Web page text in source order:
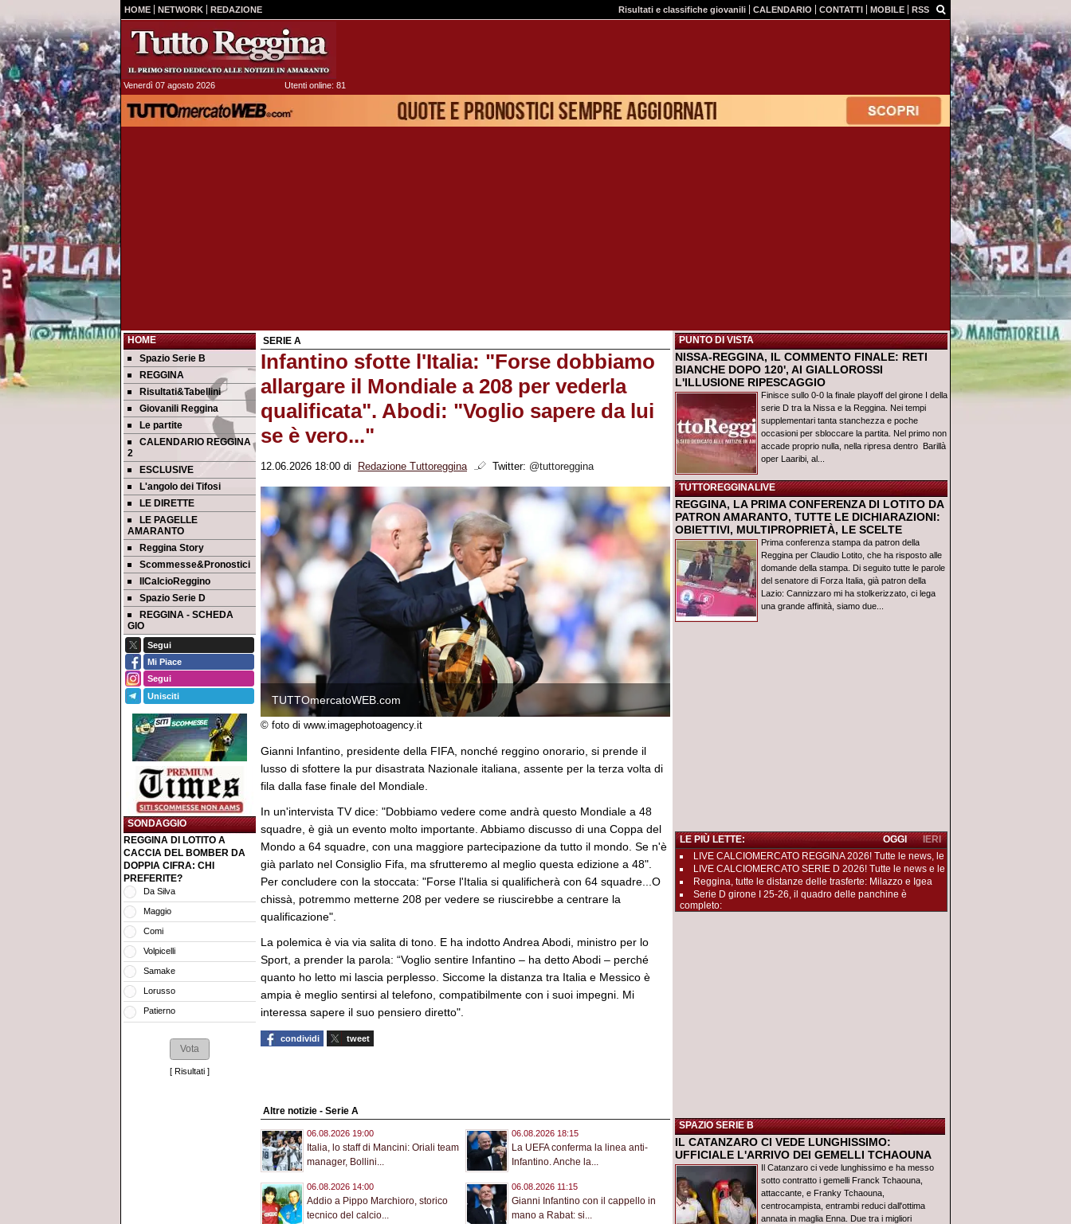
HOME NETWORK REDAZIONE Risultati e classifiche giovanili CALENDARIO CONTATTI MOBILE RSS
Venerdì 07 agosto 2026 Utenti online: 81
HOME
Spazio Serie B
REGGINA
Risultati&Tabellini
Giovanili Reggina
Le partite
CALENDARIO REGGINA
2
ESCLUSIVE
L'angolo dei Tifosi
LE DIRETTE
LE PAGELLE
AMARANTO
Reggina Story
Scommesse&Pronostici
IlCalcioReggino
Spazio Serie D
REGGINA - SCHEDA
GIO
Segui
Mi Piace
Segui
Unisciti
SONDAGGIO
REGGINA DI LOTITO A
CACCIA DEL BOMBER DA
DOPPIA CIFRA: CHI
PREFERITE?
Da Silva
Maggio
Comi
Volpicelli
Samake
Lorusso
Patierno
[ Risultati ]
SERIE A
Infantino sfotte l'Italia: "Forse dobbiamo
allargare il Mondiale a 208 per vederla
qualificata". Abodi: "Voglio sapere da lui
se è vero..."
12.06.2026 18:00 di Redazione Tuttoreggina Twitter: @tuttoreggina
TUTTOmercatoWEB.com
© foto di www.imagephotoagency.it
Gianni Infantino, presidente della FIFA, nonché reggino onorario, si prende il
lusso di sfottere la pur disastrata Nazionale italiana, assente per la terza volta di
fila dalla fase finale del Mondiale.
In un'intervista TV dice: "Dobbiamo vedere come andrà questo Mondiale a 48
squadre, è già un evento molto importante. Abbiamo discusso di una Coppa del
Mondo a 64 squadre, con una maggiore partecipazione da tutto il mondo. Se n'è
già parlato nel Consiglio Fifa, ma sfrutteremo al meglio questa edizione a 48".
Per concludere con la stoccata: "Forse l'Italia si qualificherà con 64 squadre...O
chissà, potremmo metterne 208 per vedere se riuscirebbe a centrare la
qualificazione".
La polemica è via via salita di tono. E ha indotto Andrea Abodi, ministro per lo
Sport, a prender la parola: “Voglio sentire Infantino – ha detto Abodi – perché
quanto ho letto mi lascia perplesso. Siccome la distanza tra Italia e Messico è
ampia è meglio sentirsi al telefono, compatibilmente con i suoi impegni. Mi
interessa sapere il suo pensiero diretto".
condividi tweet
Altre notizie - Serie A
06.08.2026 19:00
Italia, lo staff di Mancini: Oriali team
manager, Bollini...
06.08.2026 18:15
La UEFA conferma la linea anti-
Infantino. Anche la...
06.08.2026 14:00
Addio a Pippo Marchioro, storico
tecnico del calcio...
06.08.2026 11:15
Gianni Infantino con il cappello in
mano a Rabat: si...
PUNTO DI VISTA
NISSA-REGGINA, IL COMMENTO FINALE: RETI
BIANCHE DOPO 120', AI GIALLOROSSI
L'ILLUSIONE RIPESCAGGIO
Finisce sullo 0-0 la finale playoff del girone I della
serie D tra la Nissa e la Reggina. Nei tempi
supplementari tanta stanchezza e poche
occasioni per sbloccare la partita. Nel primo non
accade proprio nulla, nella ripresa dentro Barillà
oper Laaribi, al...
TUTTOREGGINALIVE
REGGINA, LA PRIMA CONFERENZA DI LOTITO DA
PATRON AMARANTO, TUTTE LE DICHIARAZIONI:
OBIETTIVI, MULTIPROPRIETÀ, LE SCELTE
Prima conferenza stampa da patron della
Reggina per Claudio Lotito, che ha risposto alle
domande della stampa. Di seguito tutte le parole
del senatore di Forza Italia, già patron della
Lazio: Cannizzaro mi ha stolkerizzato, ci lega
una grande affinità, siamo due...
LE PIÙ LETTE: IERI
OGGI
LIVE CALCIOMERCATO REGGINA 2026! Tutte le news, le
LIVE CALCIOMERCATO SERIE D 2026! Tutte le news e le
Reggina, tutte le distanze delle trasferte: Milazzo e Igea
Serie D girone I 25-26, il quadro delle panchine è
completo:
SPAZIO SERIE B
IL CATANZARO CI VEDE LUNGHISSIMO:
UFFICIALE L'ARRIVO DEI GEMELLI TCHAOUNA
Il Catanzaro ci vede lunghissimo e ha messo
sotto contratto i gemelli Franck Tchaouna,
attaccante, e Franky Tchaouna,
centrocampista, entrambi reduci dall'ottima
annata in maglia Enna. Due tra i migliori